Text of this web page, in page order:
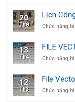
20
Th8
Lịch
Chức năng
13
Th4
FILE
Chức năng
12
Th3
File
Chức năng